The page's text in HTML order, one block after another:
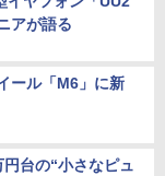
アが語る
ール「M6」に新
台の“小さなピュ